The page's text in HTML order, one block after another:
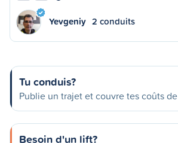
Yevgeniy 2 conduits
Tu conduis?
Publie un trajet et couvre tes coûts
Besoin d'un lift?